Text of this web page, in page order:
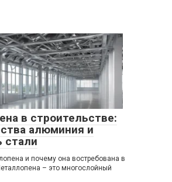
в строительстве:
алюминия и
стали
и почему она востребована в
– это многослойный